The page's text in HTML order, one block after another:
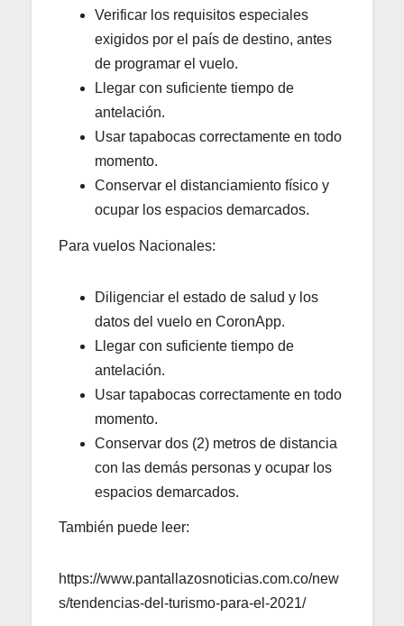
Verificar los requisitos especiales
exigidos por el país de destino, antes
de programar el vuelo.
Llegar con suficiente tiempo de
antelación.
Usar tapabocas correctamente en todo
momento.
Conservar el distanciamiento físico y
ocupar los espacios demarcados.
Para vuelos Nacionales:
Diligenciar el estado de salud y los
datos del vuelo en CoronApp.
Llegar con suficiente tiempo de
antelación.
Usar tapabocas correctamente en todo
momento.
Conservar dos (2) metros de distancia
con las demás personas y ocupar los
espacios demarcados.
También puede leer:
https://www.pantallazosnoticias.com.co/new
s/tendencias-del-turismo-para-el-2021/